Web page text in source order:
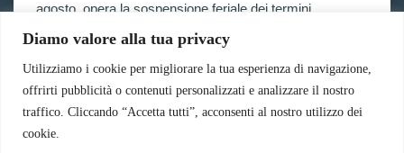
Diamo valore alla tua privacy
Utilizziamo i cookie per migliorare la tua esperienza di navigazione,
offrirti pubblicità o contenuti personalizzati e analizzare il nostro
traffico. Cliccando “Accetta tutti”, acconsenti al nostro utilizzo dei
cookie.
agosto, opera la sospensione feriale dei termini
processuali prevista dalla legge.
Pertanto, nella generalità dei casi, i termini relativi a
ricorsi, impugnazioni e agli altri adempimenti
processuali, compresi quelli dinanzi al TAR, sono
sospesi.
Forze armate e polizia
Concorsi pubblici
Pubblico impiego
Contratti con la pubblica amministrazione
Vittime del dovere ed equiparati